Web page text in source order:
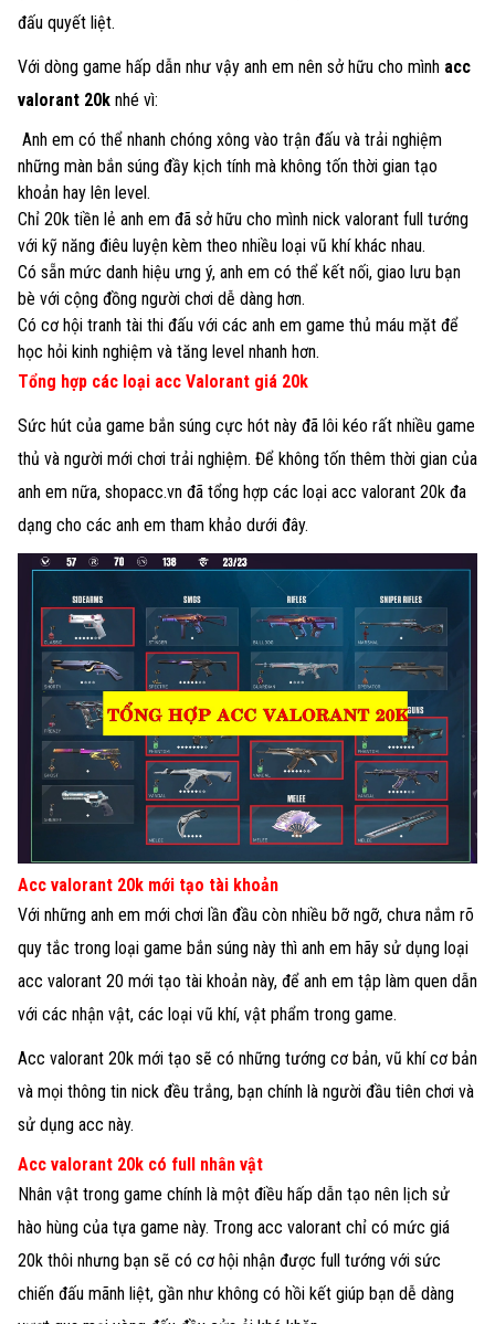
đấu quyết liệt.
Với dòng game hấp dẫn như vậy anh em nên sở hữu cho mình acc
valorant 20k nhé vì:
Anh em có thể nhanh chóng xông vào trận đấu và trải nghiệm
những màn bắn súng đầy kịch tính mà không tốn thời gian tạo
khoản hay lên level.
Chỉ 20k tiền lẻ anh em đã sở hữu cho mình nick valorant full tướng
với kỹ năng điêu luyện kèm theo nhiều loại vũ khí khác nhau.
Có sẵn mức danh hiệu ưng ý, anh em có thể kết nối, giao lưu bạn
bè với cộng đồng người chơi dễ dàng hơn.
Có cơ hội tranh tài thi đấu với các anh em game thủ máu mặt để
học hỏi kinh nghiệm và tăng level nhanh hơn.
Tổng hợp các loại acc Valorant giá 20k
Sức hút của game bắn súng cực hót này đã lôi kéo rất nhiều game
thủ và người mới chơi trải nghiệm. Để không tốn thêm thời gian của
anh em nữa, shopacc.vn đã tổng hợp các loại acc valorant 20k đa
dạng cho các anh em tham khảo dưới đây.
Acc valorant 20k mới tạo tài khoản
Với những anh em mới chơi lần đầu còn nhiều bỡ ngỡ, chưa nắm rõ
quy tắc trong loại game bắn súng này thì anh em hãy sử dụng loại
acc valorant 20 mới tạo tài khoản này, để anh em tập làm quen dẫn
với các nhận vật, các loại vũ khí, vật phẩm trong game.
Acc valorant 20k mới tạo sẽ có những tướng cơ bản, vũ khí cơ bản
và mọi thông tin nick đều trắng, bạn chính là người đầu tiên chơi và
sử dụng acc này.
Acc valorant 20k có full nhân vật
Nhân vật trong game chính là một điều hấp dẫn tạo nên lịch sử
hào hùng của tựa game này. Trong acc valorant chỉ có mức giá
20k thôi nhưng bạn sẽ có cơ hội nhận được full tướng với sức
chiến đấu mãnh liệt, gần như không có hồi kết giúp bạn dễ dàng